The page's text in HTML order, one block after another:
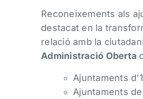
Reconeixements als
destacat en la
relació amb la
Administració Oberta
Ajuntaments
Ajuntaments